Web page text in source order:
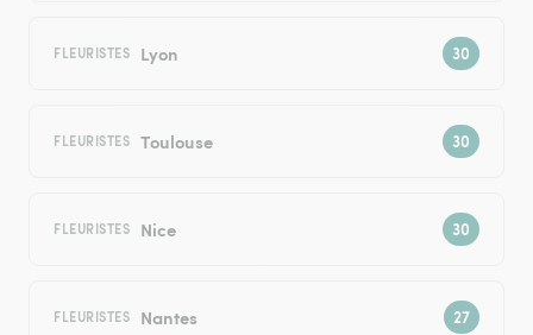
FLEURISTES Lyon
FLEURISTES Toulouse
FLEURISTES Nice
FLEURISTES Nantes